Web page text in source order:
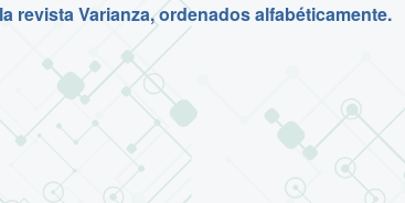
revista Varianza, ordenados alfabéticamente.